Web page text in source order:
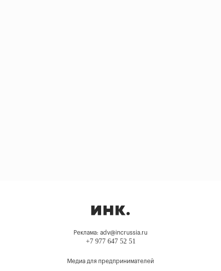
Реклама: adv@incrussia.ru
+7 977 647 52 51
Медиа для предпринимателей